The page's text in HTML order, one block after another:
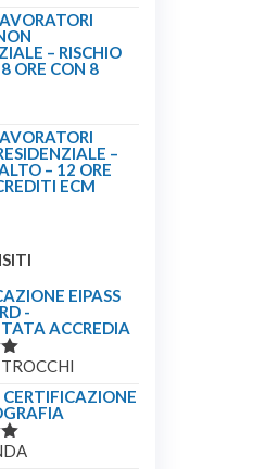
– RISCHIO
ORE CON 8
–
– 12 ORE
ECM
EIPASS
-
ACCREDIA
CERTIFICAZIONE